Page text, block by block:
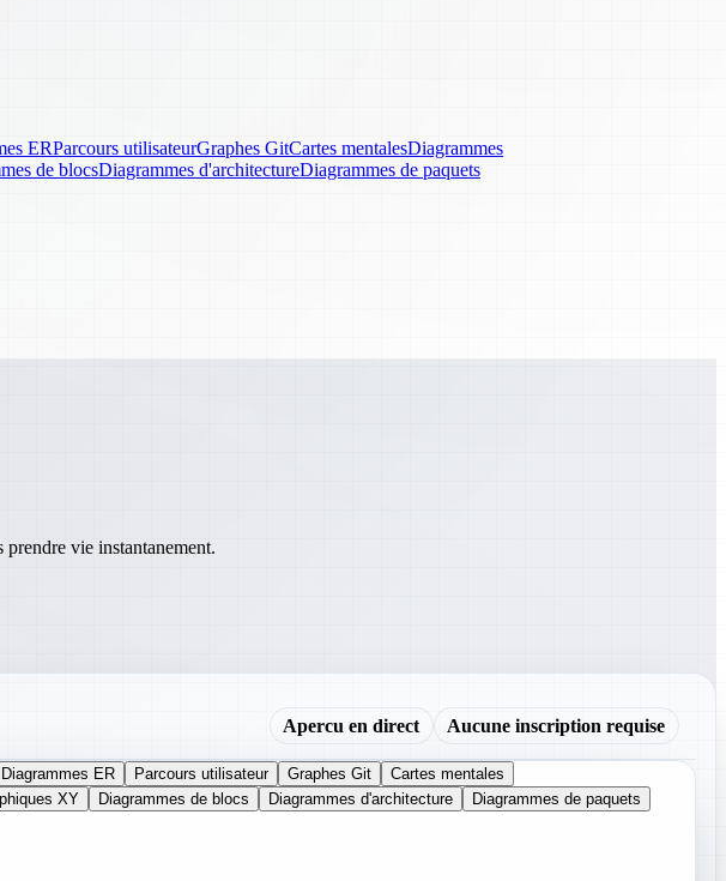
ERParcours utilisateurGraphes GitCartes mentalesDiagrammes
de blocsDiagrammes d'architectureDiagrammes de paquets
vie instantanement.
Apercu en direct Aucune inscription requise
Diagrammes ER Parcours utilisateur Graphes Git
Cartes mentales
XY Diagrammes de blocs Diagrammes d'architecture Diagrammes de paquets